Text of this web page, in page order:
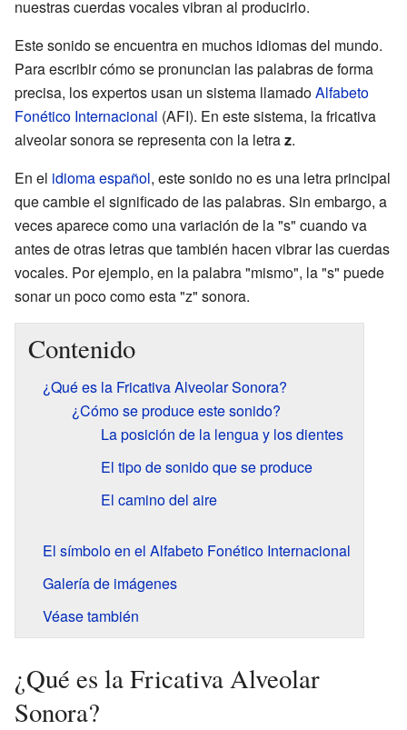
nuestras cuerdas vocales vibran al producirlo.
Este sonido se encuentra en muchos idiomas del mundo.
Para escribir cómo se pronuncian las palabras de forma
precisa, los expertos usan un sistema llamadoAlfabeto
Fonético Internacional (AFI). En este sistema, la fricativa
alveolar sonora se representa con la letraz.
En el idioma español, este sonido no es una letra principal
que cambie el significado de las palabras. Sin embargo, a
veces aparece como una variación de la "s" cuando va
antes de otras letras que también hacen vibrar las cuerdas
vocales. Por ejemplo, en la palabra "mismo", la "s" puede
sonar un poco como esta "z" sonora.
Contenido
¿Qué es la Fricativa Alveolar Sonora?
¿Cómo se produce este sonido?
La posición de la lengua y los dientes
El tipo de sonido que se produce
El camino del aire
El símbolo en el Alfabeto Fonético Internacional
Galería de imágenes
Véase también
¿Qué es la Fricativa Alveolar
Sonora?